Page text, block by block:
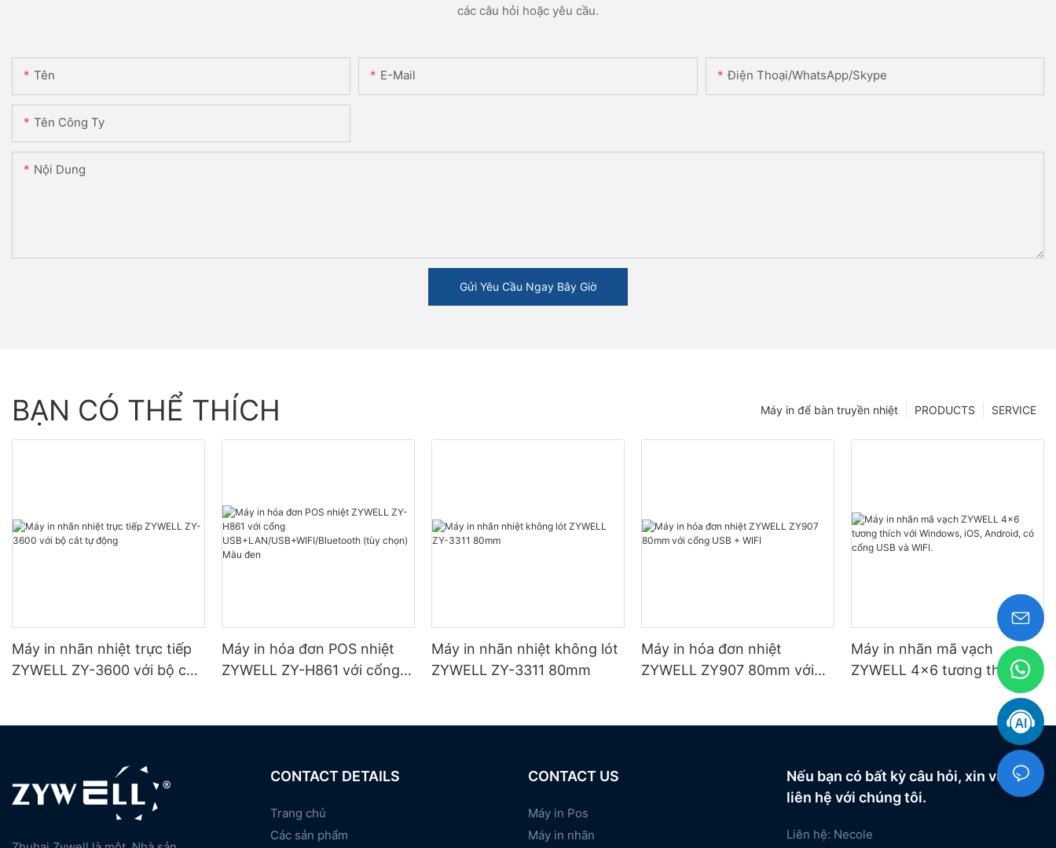
các câu hỏi hoặc yêu cầu.
Tên E-Mail Điện Thoại/WhatsApp/Skype
Tên Công Ty
Nội Dung
Gửi Yêu Cầu Ngay Bây Giờ
BẠN CÓ THỂ THÍCH SERVICE
PRODUCTS
Máy in để bàn truyền nhiệt
Máy in nhãn nhiệt trực tiếp
ZYWELL ZY-3600 với bộ cắt
Máy in hóa đơn POS nhiệt
ZYWELL ZY-H861 với cổng
Máy in nhãn nhiệt không lót
ZYWELL ZY-3311 80mm
Máy in hóa đơn nhiệt
ZYWELL ZY907 80mm với
Máy in nhãn mã vạch
ZYWELL 4x6 tương thích với
Windows, iOS, Android, có
CONTACT DETAILS
Trang chủ
Các sản phẩm
CONTACT US
Máy in Pos
Máy in nhãn
Nếu bạn có bất kỳ câu hỏi, xin vui lòng
liên hệ với chúng tôi.
Liên hệ: Necole